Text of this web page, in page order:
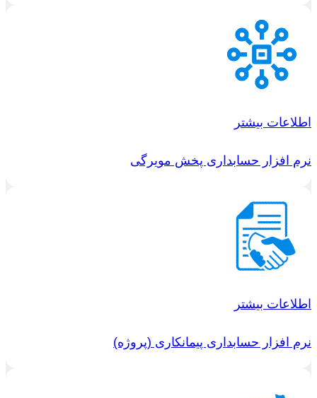
اطلاعات بیشتر
نرم افزار حسابداری پخش مویرگی
اطلاعات بیشتر
نرم افزار حسابداری پیمانکاری (پروژه)